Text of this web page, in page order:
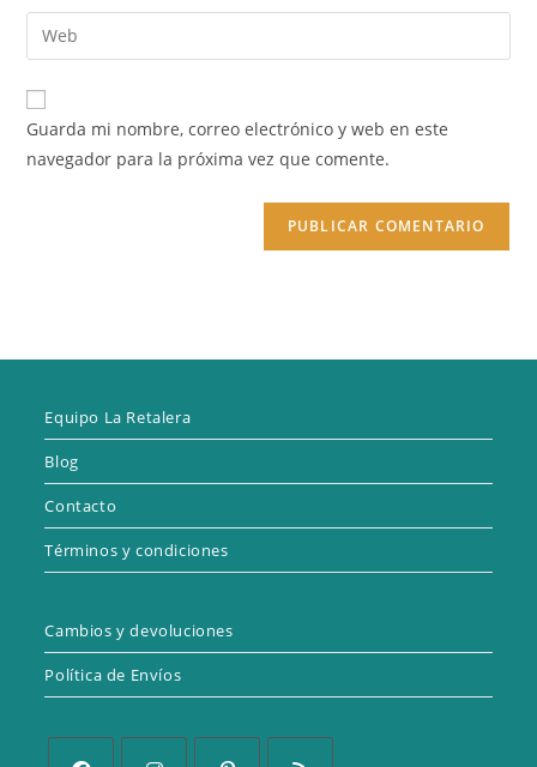
de
usuario
para
comentar
dirección
de
electrónico
para
comentar
Introduce
la
URL
de
Guarda mi nombre, correo electrónico y web en este
navegador para la próxima vez que comente.
Equipo La Retalera
Blog
Contacto
Términos y condiciones
Cambios y devoluciones
Política de Envíos